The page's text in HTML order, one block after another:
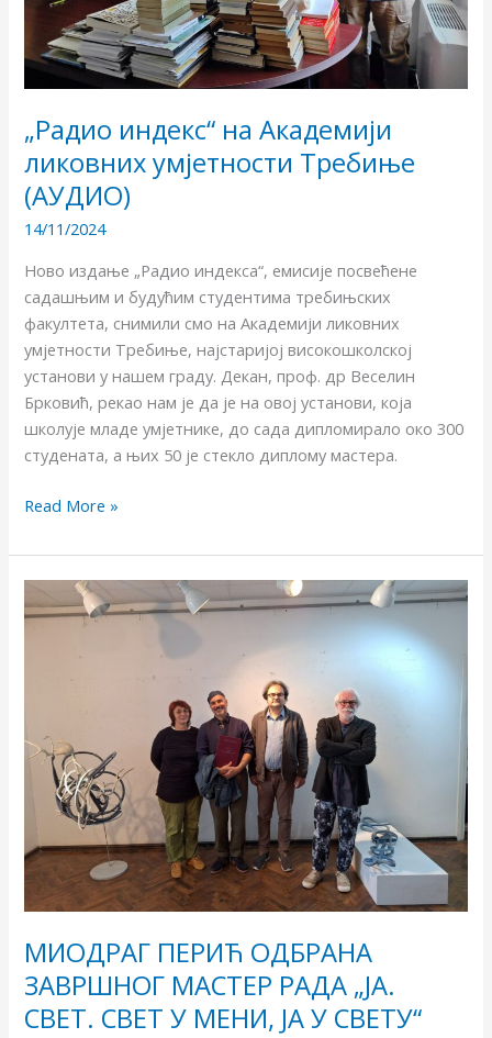
„Радио индекс“ на Академији
ликовних умјетности Требиње
(АУДИО)
14/11/2024
Ново издање „Радио индекса“, емисије посвећене
садашњим и будућим студентима требињских
факултета, снимили смо на Академији ликовних
умјетности Требиње, најстаријој високошколској
установи у нашем граду. Декан, проф. др Веселин
Брковић, рекао нам је да је на овој установи, која
школује младе умјетнике, до сада дипломирало око 300
студената, а њих 50 је стекло диплому мастера.
Read More »
МИОДРАГ ПЕРИЋ ОДБРАНА
ЗАВРШНOГ МАСТЕР РАДА „ЈA.
СВЕТ. СВЕТ У МЕНИ, ЈА У СВЕТУ“
МИОДРАГ
ПЕРИЋ
„ЈA.
СВЕТ.
СВЕТ
МЕНИ,
У